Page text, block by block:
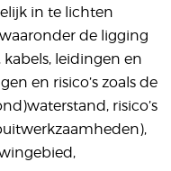
in te lichten
de ligging
leidingen en
en risico’s zoals de
risico’s